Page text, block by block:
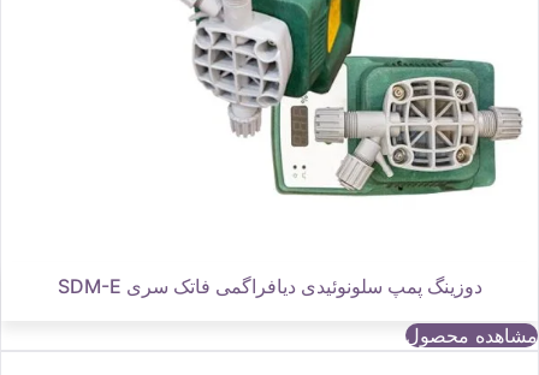
دوزینگ پمپ سلونوئیدی دیافراگمی فاتک سری SDM-E
مشاهده محصول